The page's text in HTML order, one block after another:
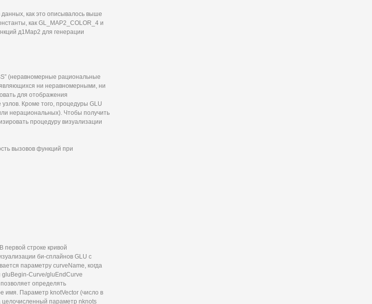
как это описывалось выше
как GL_MAP2_COLOR_4 и
д1Мар2 для генерации
(неравномерные рациональные
ни неравномерными, ни
для отображения
Кроме того, процедуры GLU
нерациональных). Чтобы получить
процедуру визуализации
вызовов функций при
первой строке кривой
би-сплайнов GLU с
параметру curveName, когда
gluBegin-Curve/gluEndCurve
определять
имя. Параметр knotVector (число в
параметр nknots